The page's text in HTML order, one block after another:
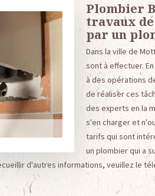
Plombier
travaux de
par un
Dans la ville de
sont à effectuer.
à des opérations
de réaliser ces
des experts en la
s'en charger et
tarifs qui sont
un plombier qui a
d'autres informations, veuillez le